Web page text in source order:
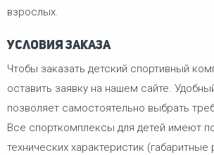
взрослых.
Условия заказа
Чтобы заказать детский спортивный
оставить заявку на нашем сайте.
позволяет самостоятельно выбрать
Все спорткомплексы для детей имеют
технических характеристик